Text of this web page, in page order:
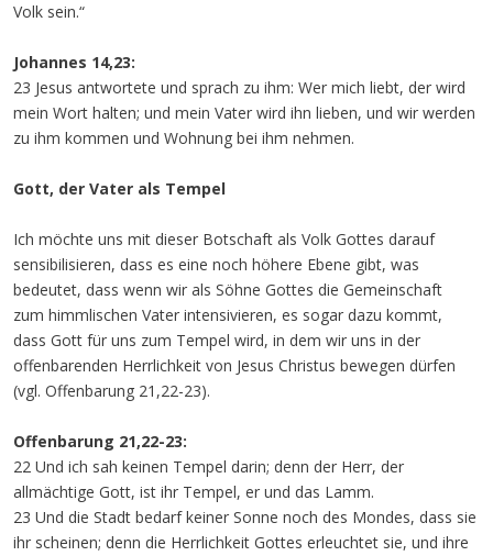
Volk sein.“
Johannes 14,23:
23 Jesus antwortete und sprach zu ihm: Wer mich liebt, der wird
mein Wort halten; und mein Vater wird ihn lieben, und wir werden
zu ihm kommen und Wohnung bei ihm nehmen.
Gott, der Vater als Tempel
Ich möchte uns mit dieser Botschaft als Volk Gottes darauf
sensibilisieren, dass es eine noch höhere Ebene gibt, was
bedeutet, dass wenn wir als Söhne Gottes die Gemeinschaft
zum himmlischen Vater intensivieren, es sogar dazu kommt,
dass Gott für uns zum Tempel wird, in dem wir uns in der
offenbarenden Herrlichkeit von Jesus Christus bewegen dürfen
(vgl. Offenbarung 21,22-23).
Offenbarung 21,22-23:
22 Und ich sah keinen Tempel darin; denn der Herr, der
allmächtige Gott, ist ihr Tempel, er und das Lamm.
23 Und die Stadt bedarf keiner Sonne noch des Mondes, dass sie
ihr scheinen; denn die Herrlichkeit Gottes erleuchtet sie, und ihre